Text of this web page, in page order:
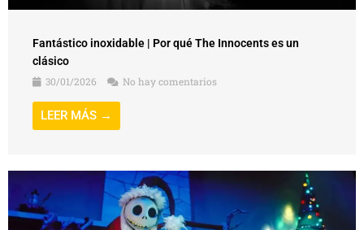
Fantástico inoxidable | Por qué The Innocents es un
clásico
30/01/2026
No hay comentarios
LEER MÁS →